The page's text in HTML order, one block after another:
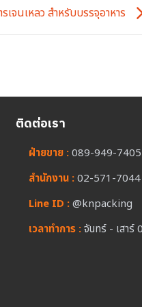
รเจนเหลว สำหรับบรรจุอาหาร
ติดต่อเรา
ฝ่ายขาย :089-949-7405
สำนักงาน :02-571-7044
Line ID :@knpacking
เวลาทำการ :จันทร์ - เสาร์